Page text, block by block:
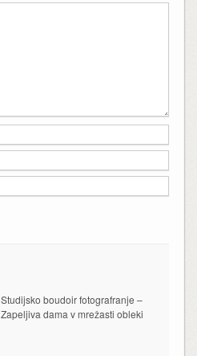
Studijsko boudoir fotografranje –
Zapeljiva dama v mrežasti obleki